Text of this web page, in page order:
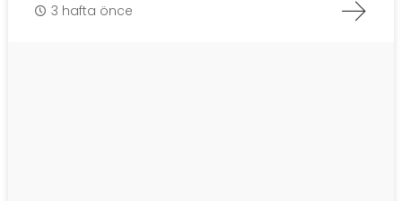
3 hafta önce